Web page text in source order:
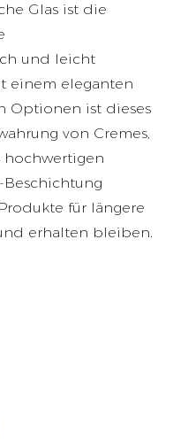
Glas ist die
und leicht
einem eleganten
Optionen ist dieses
von Cremes,
hochwertigen
für längere
erhalten bleiben.